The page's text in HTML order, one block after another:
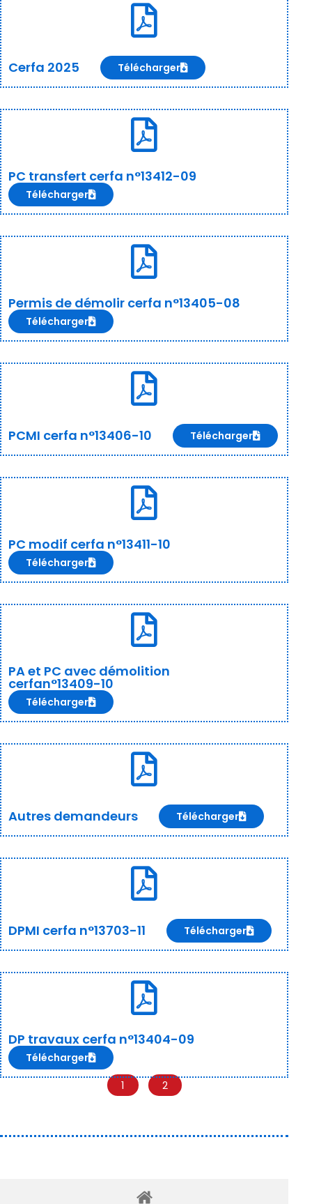
Cerfa 2025 Télécharger
PC transfert cerfa n°13412-09
Télécharger
Permis de démolir cerfa n°13405-08
Télécharger
PCMI cerfa n°13406-10 Télécharger
PC modif cerfa n°13411-10
Télécharger
PA et PC avec démolition
cerfan°13409-10
Télécharger
Autres demandeurs Télécharger
DPMI cerfa n°13703-11 Télécharger
DP travaux cerfa n°13404-09
Télécharger
1 2